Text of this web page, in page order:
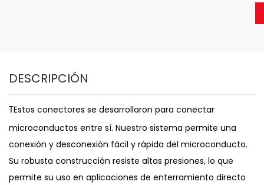
DESCRIPCIÓN
TEstos conectores se desarrollaron para conectar
microconductos entre sí. Nuestro sistema permite una
conexión y desconexión fácil y rápida del microconducto.
Su robusta construcción resiste altas presiones, lo que
permite su uso en aplicaciones de enterramiento directo